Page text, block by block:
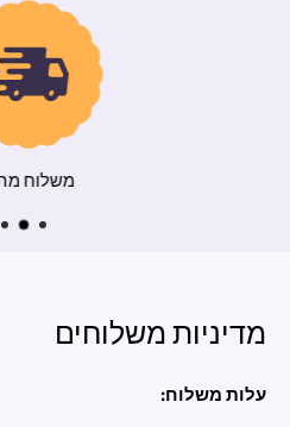
משלוח
מדיניות משלוחים
עלות משלוח: